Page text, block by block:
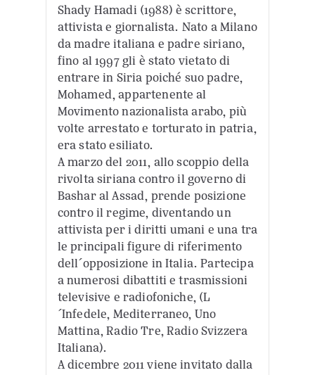
Shady Hamadi (1988) è scrittore,
attivista e giornalista. Nato a Milano
da madre italiana e padre siriano,
fino al 1997 gli è stato vietato di
entrare in Siria poiché suo padre,
Mohamed, appartenente al
Movimento nazionalista arabo, più
volte arrestato e torturato in patria,
era stato esiliato.
A marzo del 2011, allo scoppio della
rivolta siriana contro il governo di
Bashar al Assad, prende posizione
contro il regime, diventando un
attivista per i diritti umani e una tra
le principali figure di riferimento
dell´opposizione in Italia. Partecipa
a numerosi dibattiti e trasmissioni
televisive e radiofoniche, (L
´Infedele, Mediterraneo, Uno
Mattina, Radio Tre, Radio Svizzera
Italiana).
A dicembre 2011 viene invitato dalla